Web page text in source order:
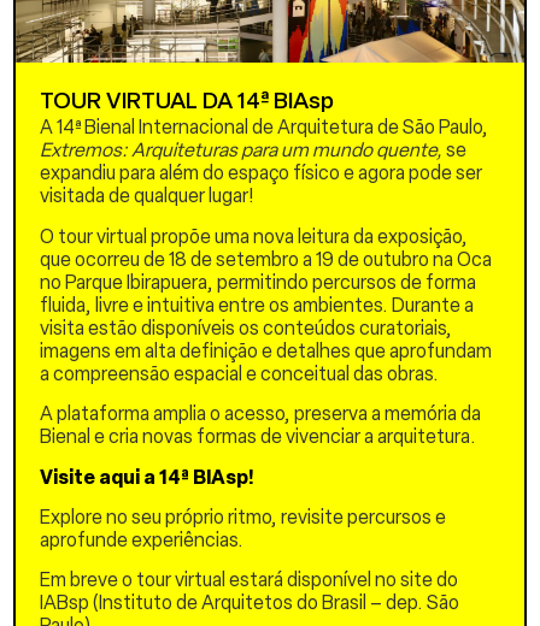
A tonalidade naturalmente
avermelhada do cobogó é
telhas e tijolos, criando
uma paleta orgânica que
dispensa corantes
artificiais e resgata a
essência do barro. Ao
incorporar esses
fragmentos triturados ao
traço, revela-se uma
estética singular, que alia
inovação, memória e
sustentabilidade.
Além da estética, o
Cobogó Alberobello
desempenha funções
arquitetônicas
entrada de luz, promove
textura aos espaços,
proporcionando conforto e
poesia visual. Sua
geometria versátil permite
múltiplas paginações,
TOUR VIRTUAL DA 14ª BIAsp
A 14ª Bienal Internacional de Arquitetura de São Paulo,
Extremos: Arquiteturas para um mundo quente, se
expandiu para além do espaço físico e agora pode ser
visitada de qualquer lugar!
O tour virtual propõe uma nova leitura da exposição,
que ocorreu de 18 de setembro a 19 de outubro na Oca
no Parque Ibirapuera, permitindo percursos de forma
fluida, livre e intuitiva entre os ambientes. Durante a
visita estão disponíveis os conteúdos curatoriais,
imagens em alta definição e detalhes que aprofundam
a compreensão espacial e conceitual das obras.
A plataforma amplia o acesso, preserva a memória da
Bienal e cria novas formas de vivenciar a arquitetura.
Visite aqui a 14ª BIAsp!
Explore no seu próprio ritmo, revisite percursos e
aprofunde experiências.
Em breve o tour virtual estará disponível no site do
IABsp (Instituto de Arquitetos do Brasil – dep. São